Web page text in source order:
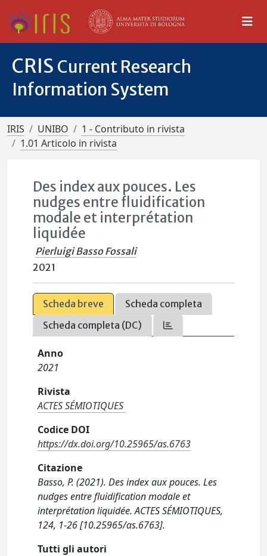
CRIS Current Research
Information System
IRIS UNIBO
1 - Contributo in rivista
1.01 Articolo in rivista
Des index aux pouces. Les
nudges entre fluidification
modale et interprétation
liquidée
Pierluigi Basso Fossali
2021
Scheda breve
Scheda completa
Scheda completa (DC)
Anno
2021
Rivista
ACTES SÉMIOTIQUES
Codice DOI
https://dx.doi.org/10.25965/as.6763
Citazione
Basso, P. (2021). Des index aux pouces. Les
nudges entre fluidification modale et
interprétation liquidée. ACTES SÉMIOTIQUES,
124, 1-26 [10.25965/as.6763].
Tutti gli autori